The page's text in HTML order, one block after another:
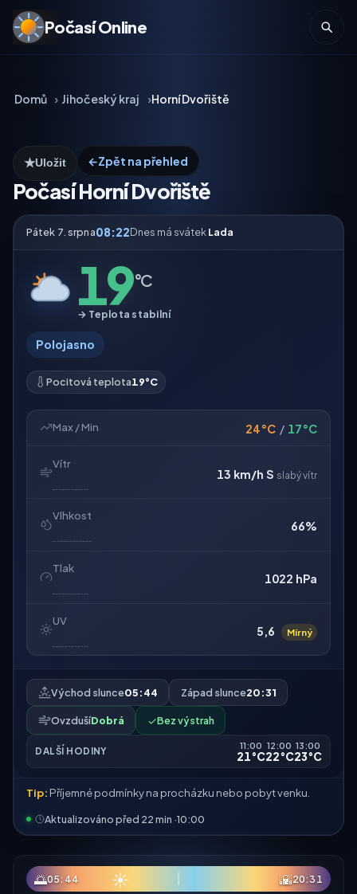
Počasí Online
Domů Jihočeský kraj Horní Dvořiště
←Zpět na přehled
Počasí Horní Dvořiště
★Uložit
Pátek 7. srpna08:22Dnes má svátekLada
19°C
→ Teplota stabilní
Polojasno
Pocitová teplota19°C
Max / Min 24°C / 17°C
Vítr
13 km/h S slabý vítr
Vlhkost
66%
Tlak
1022 hPa
UV
5,6 Mírný
Východ slunce05:44 Západ slunce20:31
OvzdušíDobrá ✓Bez výstrah
DALŠÍ HODINY
11:00
21°C
12:00
22°C
13:00
23°C
Tip: Příjemné podmínky na procházku nebo pobyt venku.
Aktualizováno před 22 min ·10:00
🌅05:44 ☀ 🌇20:31